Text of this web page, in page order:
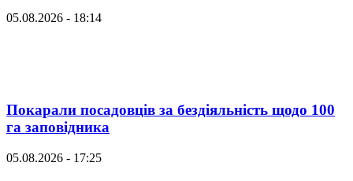
05.08.2026 - 18:14
Покарали посадовців за бездіяльність щодо 100
га заповідника
05.08.2026 - 17:25